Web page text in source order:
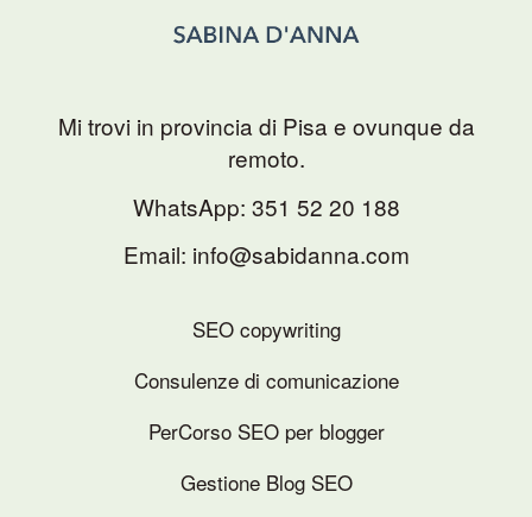
Mi trovi in provincia di Pisa e ovunque da
remoto.
WhatsApp: 351 52 20 188
Email: info@sabidanna.com
SEO copywriting
Consulenze di comunicazione
PerCorso SEO per blogger
Gestione Blog SEO